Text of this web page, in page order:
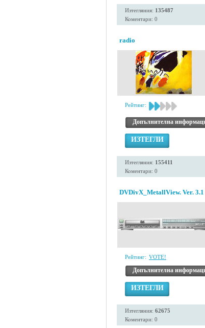
Изтегляния: 135487
Коментари: 0
radio
Рейтинг:
Допълнителна
ИЗТЕГЛИ
Изтегляния: 155411
Коментари: 0
DVDivX_MetallView. Ver.
Рейтинг: VOTE!
Допълнителна
ИЗТЕГЛИ
Изтегляния: 62675
Коментари: 0